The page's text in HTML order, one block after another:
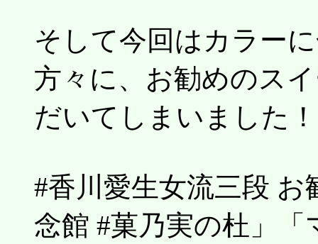
そして今回はカラー
方々に、お勧めのス
だいてしまいました！
#香川愛生女流三段
念館 #菓乃実の杜」